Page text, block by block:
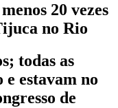
20 vezes
no Rio
todas as
estavam no
de